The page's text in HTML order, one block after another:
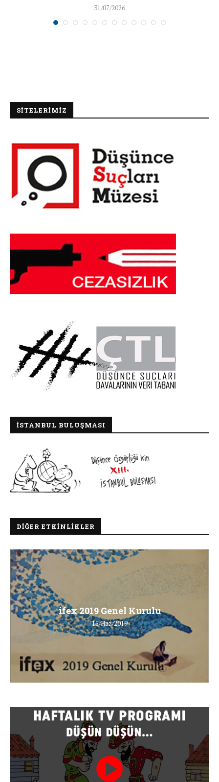
31/07/2026
SİTELERİMİZ
İSTANBUL BULUŞMASI
DIĞER ETKINLIKLER
ifex 2019 Genel Kurulu
15/Haz/2019